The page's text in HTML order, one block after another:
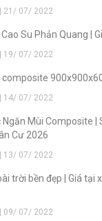
| 21/ 07/ 2022
Su Phản Quang |
| 19/ 07/ 2022
composite
| 14/ 07/ 2022
Mùi Composite |
Cư 2026
| 13/ 07/ 2022
trời bền đẹp | Giá tại
| 09/ 07/ 2022